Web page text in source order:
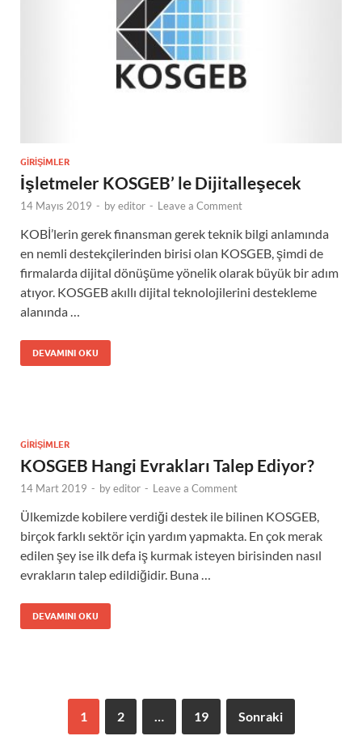
GIRIŞIMLER
İşletmeler KOSGEB’ le Dijitalleşecek
14 Mayıs 2019 - byeditor - Leave a Comment
KOBİ’lerin gerek finansman gerek teknik bilgi anlamında
en nemli destekçilerinden birisi olan KOSGEB, şimdi de
firmalarda dijital dönüşüme yönelik olarak büyük bir adım
atıyor. KOSGEB akıllı dijital teknolojilerini destekleme
alanında …
DEVAMINI OKU
GIRIŞIMLER
KOSGEB Hangi Evrakları Talep Ediyor?
14 Mart 2019 - byeditor - Leave a Comment
Ülkemizde kobilere verdiği destek ile bilinen KOSGEB,
birçok farklı sektör için yardım yapmakta. En çok merak
edilen şey ise ilk defa iş kurmak isteyen birisinden nasıl
evrakların talep edildiğidir. Buna …
DEVAMINI OKU
1 2 … 19 Sonraki